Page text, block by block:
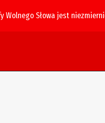
Wolnego Słowa jest